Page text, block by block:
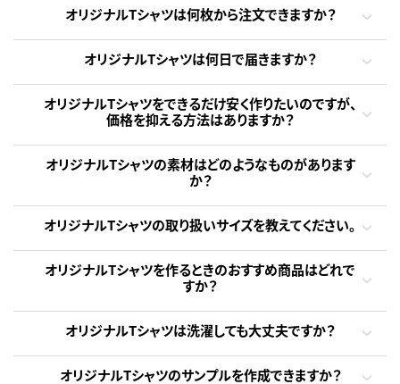
オリジナルTシャツは何枚から注文できますか？
オリジナルTシャツは何日で届きますか？
オリジナルTシャツをできるだけ安く作りたいのですが、
価格を抑える方法はありますか？
オリジナルTシャツの素材はどのようなものがあります
か？
オリジナルTシャツの取り扱いサイズを教えてください。
オリジナルTシャツを作るときのおすすめ商品はどれで
すか？
オリジナルTシャツは洗濯しても大丈夫ですか？
オリジナルTシャツのサンプルを作成できますか？